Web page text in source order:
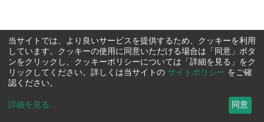
当サイトでは、より良いサービスを提供するため、クッキーを利用
しています。クッキーの使用に同意いただける場合は「同意」ボタ
ンをクリックし、クッキーポリシーについては「詳細を見る」をク
リックしてください。詳しくは当サイトの サイトポリシー をご確
認ください。
詳細を見る ... 同意